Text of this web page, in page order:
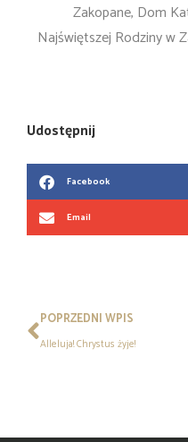
Zakopane, Dom
Najświętszej Rodziny w
Udostępnij
Facebook
Email
POPRZEDNI WPIS
Alleluja! Chrystus żyje!